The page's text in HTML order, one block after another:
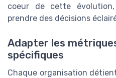
coeur de cette
prendre des décisions
Adapter les
spécifiques
Chaque organisation